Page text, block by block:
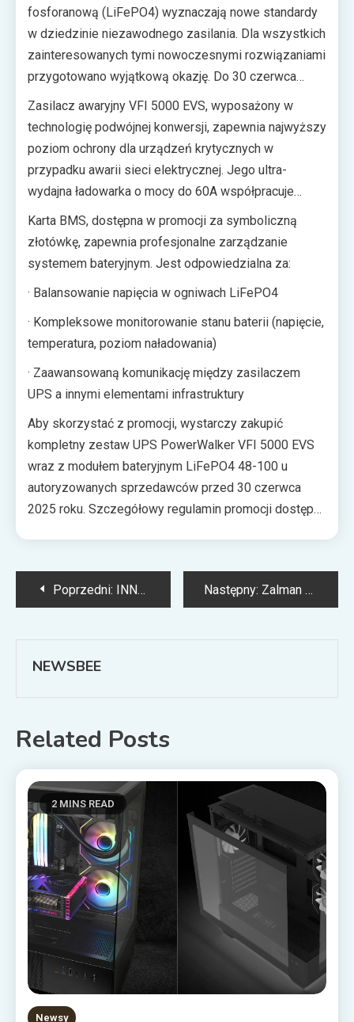
fosforanową (LiFePO4) wyznaczają nowe standardy
w dziedzinie niezawodnego zasilania. Dla wszystkich
zainteresowanych tymi nowoczesnymi rozwiązaniami
przygotowano wyjątkową okazję. Do 30 czerwca
2025 roku, przy zakupie zestawu składającego się z
zasilacza UPS PowerWalker VFI 5000 EVS oraz
modułu bateryjnego LiFePO4 48-100 (model
10134063), karta BMS dostępna jest za symboliczną
złotówkę netto.
Zasilacz awaryjny VFI 5000 EVS, wyposażony w
technologię podwójnej konwersji, zapewnia najwyższy
poziom ochrony dla urządzeń krytycznych w
przypadku awarii sieci elektrycznej. Jego ultra-
wydajna ładowarka o mocy do 60A współpracuje
idealnie z modułem bateryjnym LiFePO4 LIFE
BATTERY SYSTEM 48-100, gwarantując znacznie
dłuższy czas podtrzymania zasilania oraz wyjątkową
ładowania.
Karta BMS, dostępna w promocji za symboliczną
złotówkę, zapewnia profesjonalne zarządzanie
systemem bateryjnym. Jest odpowiedzialna za:
· Balansowanie napięcia w ogniwach LiFePO4
· Kompleksowe monitorowanie stanu baterii (napięcie,
temperatura, poziom naładowania)
· Zaawansowaną komunikację między zasilaczem
UPS a innymi elementami infrastruktury
Aby skorzystać z promocji, wystarczy zakupić
kompletny zestaw UPS PowerWalker VFI 5000 EVS
wraz z modułem bateryjnym LiFePO4 48-100 u
autoryzowanych sprzedawców przed 30 czerwca
2025 roku. Szczegółowy regulamin promocji dostępny
Nawigacja
Poprzedni: INNO3D zaprasza na prezentację pełnej gamy kart graficznych podczas targów GITEX Asia 2025 w Singapurze Następny: Zalman P10 NAMU — wyjątkowa obudowa Micro-ATX z drewnianymi elementami za 250pln
NEWSBEE
Related Posts
2 MINS READ
Newsy